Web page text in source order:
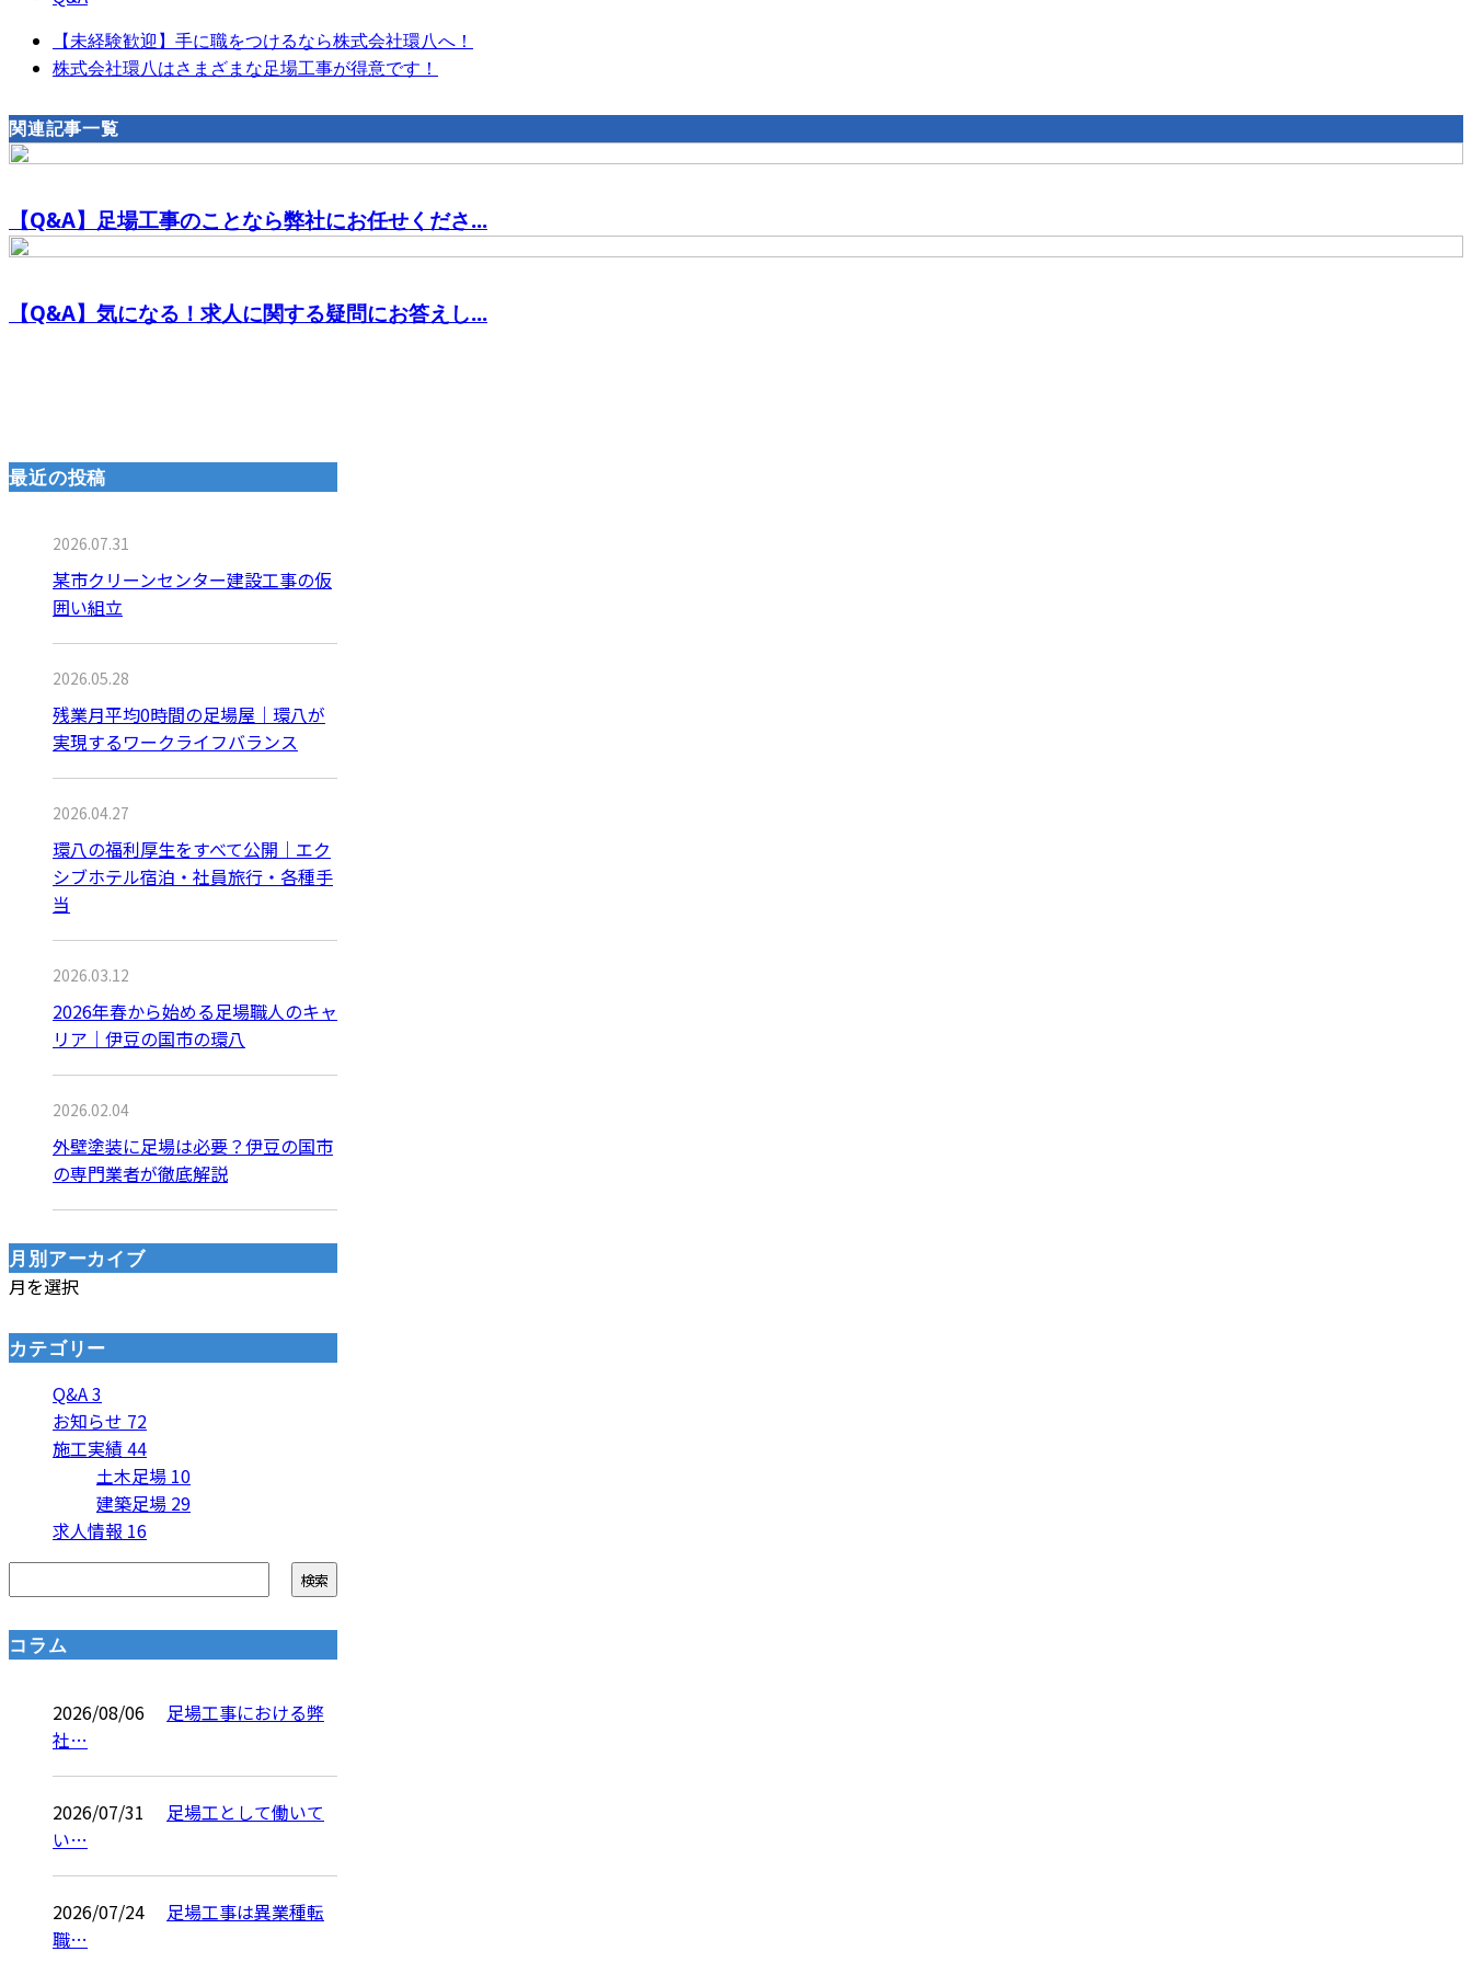
【未経験歓迎】手に職をつけるなら株式会社環八へ！
株式会社環八はさまざまな足場工事が得意です！
関連記事一覧
【Q&A】足場工事のことなら弊社にお任せくださ...
【Q&A】気になる！求人に関する疑問にお答えし...
最近の投稿
2026.07.31
某市クリーンセンター建設工事の仮
囲い組立
2026.05.28
残業月平均0時間の足場屋｜環八が
実現するワークライフバランス
2026.04.27
環八の福利厚生をすべて公開｜エク
シブホテル宿泊・社員旅行・各種手
当
2026.03.12
2026年春から始める足場職人のキャ
リア｜伊豆の国市の環八
2026.02.04
外壁塗装に足場は必要？伊豆の国市
の専門業者が徹底解説
月別アーカイブ
月を選択
カテゴリー
Q&A3
お知らせ 72
施工実績44
土木足場 10
建築足場 29
求人情報 16
コラム
2026/08/06
足場工事における弊
社…
2026/07/31
足場工として働いて
い…
2026/07/24
足場工事は異業種転
職…